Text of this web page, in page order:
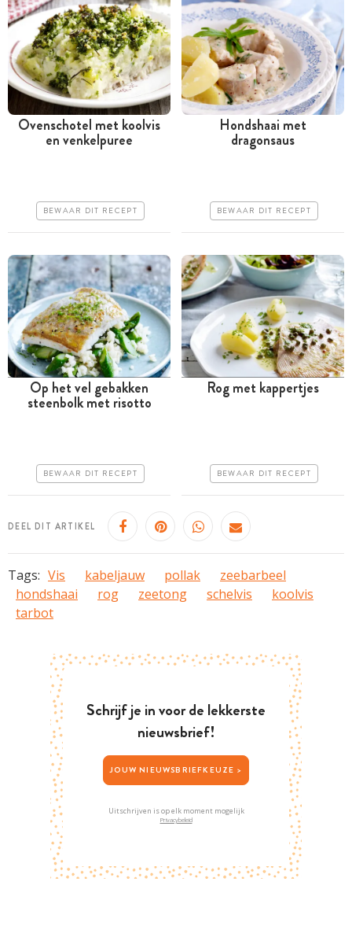
Tussen 30 minuten en 1
Ovenschotel met koolvis
en venkelpuree
BEWAAR DIT RECEPT
Tussen 30 minuten en 1
Hondshaai met
dragonsaus
BEWAAR DIT RECEPT
Tussen 30 minuten en 1
Op het vel gebakken
steenbolk met risotto
BEWAAR DIT RECEPT Erg makkelijk
Rog met kappertjes
BEWAAR DIT RECEPT
DEEL DIT ARTIKEL
Tags: Vis kabeljauw pollak
zeebarbeel
hondshaai
rog zeetong schelvis
koolvis
tarbot
Schrijf je in voor de lekkerste
nieuwsbrief!
JOUW NIEUWSBRIEFKEUZE >
Uitschrijven is op elk moment mogelijk
Privacybeleid